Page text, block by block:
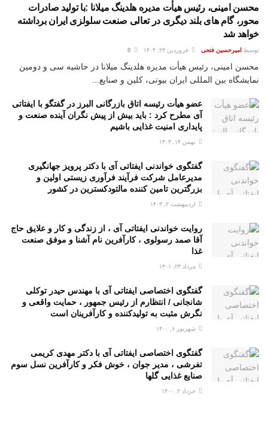
محسن امینی، رئیس هیأت مدیره هلدینگ میلانا :با تولید صادرات
محور، گام های بلند دیگری در تعالی صنعت سلولزی ایران برداشته
خواهد شد
توسط امیرحسین فتحی فروردین ۲۳, ۱۴۰۴
محسن امینی، رئیس هیأت مدیره هلدینگ میلانا در حاشیه سی و دومین
نمایشگاه بین المللی ایران بیوتی، کلین و صنایع...
عضو هیأت رئیسه اتاق بازرگانی البرز در گفتگو با ایفتاتی
آی مطرح کرد : باید بیش از پیش نگران آینده صنعت و
پایداری امنیت غذایی باشیم
بهمن ۱۴, ۱۴۰۳
گفتگوی خواندنی ایفتاتی آی با دکتر پرویز جهانگیری
مدیرعامل شرکت فرآیند فرآوری زیستی اولین و
بزرگترین تامین کننده مالتودکسترین در کشور
اردیبهشت ۲, ۱۴۰۳
روایت خواندنی ایفتاتی آی ، از زندگی و کار و علایق حاج
آقا صمد رسولوی ، کارآفرین نام آشنا و موفق صنعت
غذا
مرداد ۲۳, ۱۴۰۱
گفتگوی اختصاصی ایفتاتی آی با مهندس حیدر توکلی
شانجانی / انتظارم از رئیس جمهور ، حمایت واقعی و
نگرش مثبت به تولیدکننده و کارآفرینان است
شهریور ۶, ۱۴۰۰
گفتگوی اختصاصی ایفتاتی آی با دکتر مهدی کریمی
تفرشی ، مدیر جوان ، خوش فکر و کارآفرین نسل سوم
صنایع غذایی گلها
خرداد ۲, ۱۴۰۰